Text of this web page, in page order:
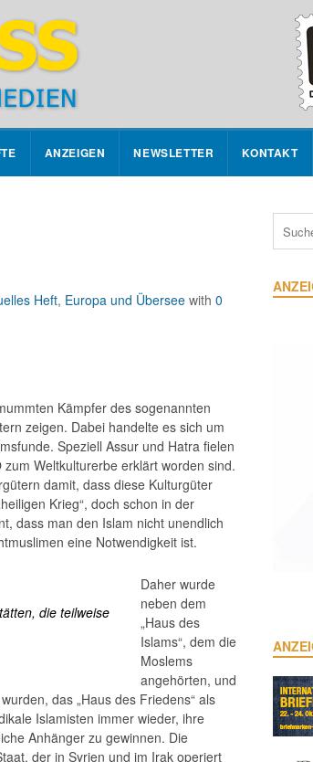
ANZEIGEN NEWSLETTER KONTAKT
Heft, Europa und Übersee with 0
Kämpfer des sogenannten
zeigen. Dabei handelte es sich um
Speziell Assur und Hatra fielen
Weltkulturerbe erklärt worden sind.
damit, dass diese Kulturgüter
Krieg“, doch schon in der
dass man den Islam nicht unendlich
eine Notwendigkeit ist.
die teilweise
Daher wurde
neben dem
„Haus des
Islams“, dem die
Moslems
angehörten, und
das „Haus des Friedens“ als
Islamisten immer wieder, ihre
Anhänger zu gewinnen. Die
der in Syrien und im Irak operiert